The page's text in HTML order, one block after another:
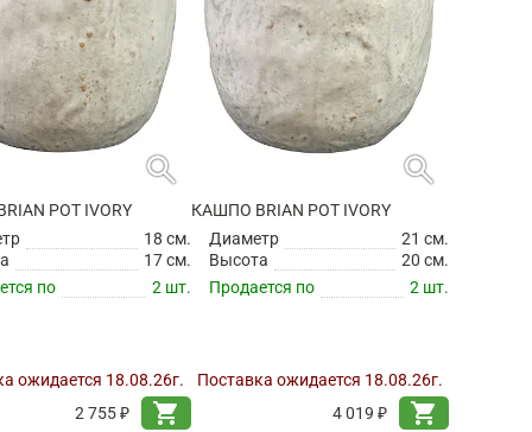
search
POT IVORY
18 см.
17 см.
по
2 шт.
ожидается 18.08.26г.
2 755 ₽
shopping_cart
search
КАШПО BRIAN POT IVORY
Диаметр
21 см.
Высота
20 см.
Продается по
2 шт.
Поставка ожидается 18.08.26г.
4 019 ₽
shopping_cart